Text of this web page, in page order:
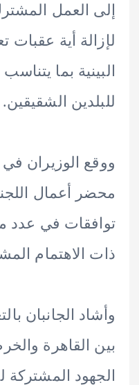
العمل المشترك
أية عقبات تعوق
بما يتناسب مع
الشقيقين.
الوزيران في نهاية
أعمال اللجنة،
في عدد من
المشترك.
الجانبان بالتعاون
والخرطوم،
المشتركة لزيادة